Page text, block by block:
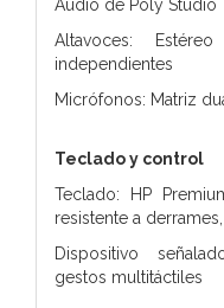
Audio de Poly Studio
Altavoces:
independientes
Micrófonos: Matriz
Teclado y control
Teclado: HP
resistente a
Dispositivo
gestos multitáctiles